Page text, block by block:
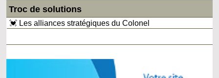
Troc de solutions
💓 Les alliances stratégiques du Colonel